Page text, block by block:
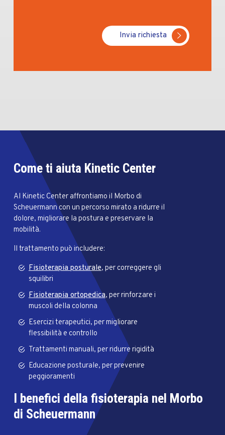
Invia richiesta
Come ti aiuta Kinetic Center
Al Kinetic Center affrontiamo il Morbo di
Scheuermann con un percorso mirato a ridurre il
dolore, migliorare la postura e preservare la
mobilità.
Il trattamento può includere:
Fisioterapia posturale, per correggere gli
squilibri
Fisioterapia ortopedica, per rinforzare i
muscoli della colonna
Esercizi terapeutici, per migliorare
flessibilità e controllo
Trattamenti manuali, per ridurre rigidità
Educazione posturale, per prevenire
peggioramenti
I benefici della fisioterapia nel Morbo
di Scheuermann